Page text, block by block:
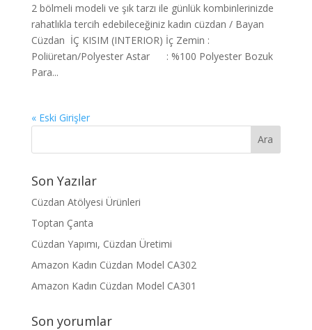
2 bölmeli modeli ve şık tarzı ile günlük kombinlerinizde
rahatlıkla tercih edebileceğiniz kadın cüzdan / Bayan
Cüzdan İÇ KISIM (INTERIOR) İç Zemin :
Poliüretan/Polyester Astar : %100 Polyester Bozuk
Para...
« Eski Girişler
Son Yazılar
Cüzdan Atölyesi Ürünleri
Toptan Çanta
Cüzdan Yapımı, Cüzdan Üretimi
Amazon Kadın Cüzdan Model CA302
Amazon Kadın Cüzdan Model CA301
Son yorumlar